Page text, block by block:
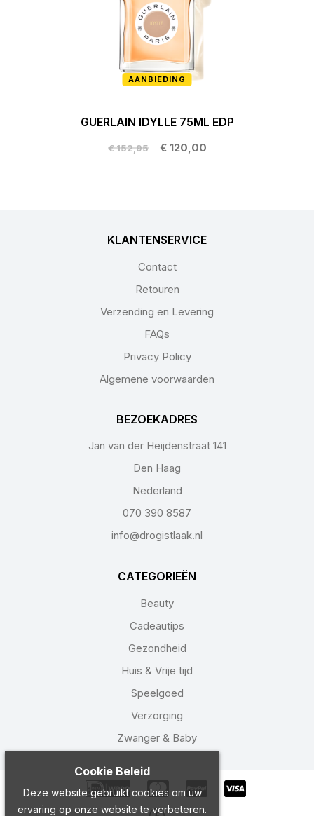
AANBIEDING
GUERLAIN IDYLLE 75ML EDP
€ 120,00
€ 152,95
KLANTENSERVICE
Contact
Retouren
Verzending en Levering
FAQs
Privacy Policy
Algemene voorwaarden
BEZOEKADRES
Jan van der Heijdenstraat 141
Den Haag
Nederland
070 390 8587
info@drogistlaak.nl
CATEGORIEËN
Beauty
Cadeautips
Gezondheid
Huis & Vrije tijd
Speelgoed
Verzorging
Zwanger & Baby
Cookie Beleid
Deze website gebruikt cookies om uw
ervaring op onze website te verbeteren.